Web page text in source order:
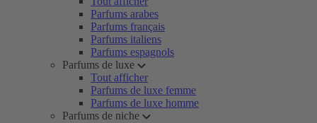
Parfums arabes
Parfums français
Parfums italiens
Parfums espagnols
Parfums de luxe
Tout afficher
Parfums de luxe femme
Parfums de luxe homme
Parfums de niche